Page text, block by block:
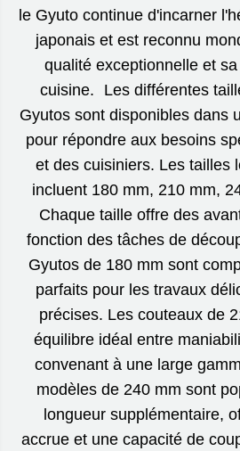
le Gyuto continue d'incarner
japonais et est reconnu
qualité exceptionnelle et
cuisine. Les différentes
Gyutos sont disponibles dans
pour répondre aux besoins
et des cuisiniers. Les tailles
incluent 180 mm, 210 mm,
Chaque taille offre des
fonction des tâches de
Gyutos de 180 mm sont
parfaits pour les travaux
précises. Les couteaux de
équilibre idéal entre
convenant à une large
modèles de 240 mm sont
longueur supplémentaire,
accrue et une capacité de